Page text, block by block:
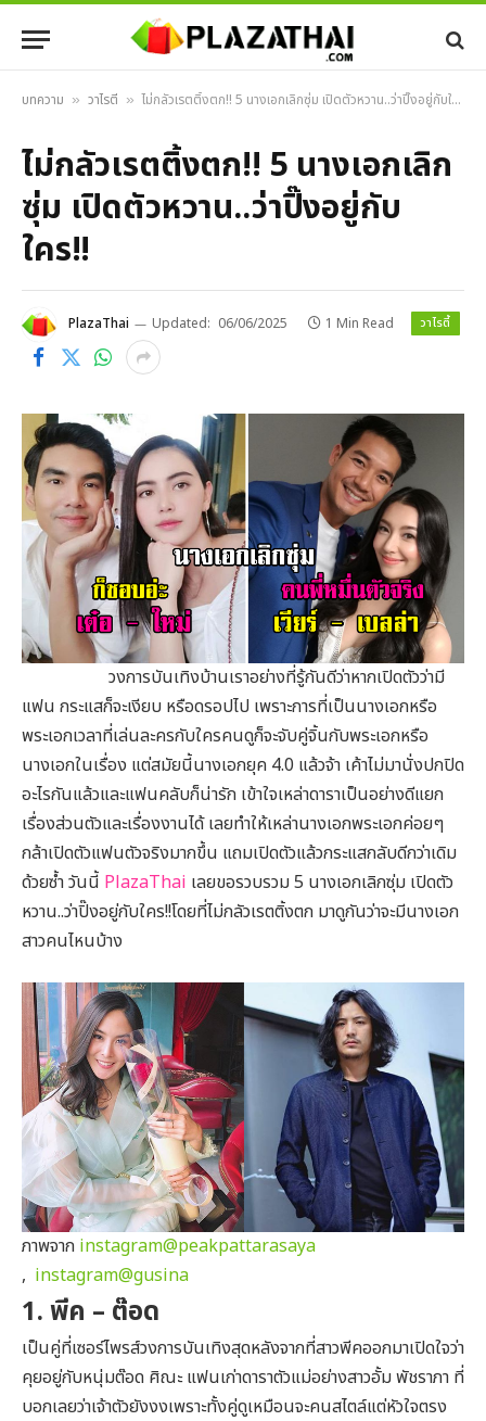
บทความ » วาไรตี้ » ไม่กลัวเรตติ้งตก!! 5 นางเอกเลิกซุ่ม เปิดตัวหวาน..ว่าปิ๊งอยู่กับใคร!!
ไม่กลัวเรตติ้งตก!! 5 นางเอกเลิก
ซุ่ม เปิดตัวหวาน..ว่าปิ๊งอยู่กับ
ใคร!!
PlazaThai Updated: 06/06/2025 1 Min Read วาไรตี้
วงการบันเทิงบ้านเราอย่างที่รู้กันดีว่าหากเปิดตัวว่ามี
แฟน กระแสก็จะเงียบ หรือดรอปไป เพราะการที่เป็นนางเอกหรือ
พระเอกเวลาที่เล่นละครกับใครคนดูก็จะจับคู่จิ้นกับพระเอกหรือ
นางเอกในเรื่อง แต่สมัยนี้นางเอกยุค 4.0 แล้วจ้า เค้าไม่มานั่งปกปิด
อะไรกันแล้วและแฟนคลับก็น่ารัก เข้าใจเหล่าดาราเป็นอย่างดีแยก
เรื่องส่วนตัวและเรื่องงานได้ เลยทำให้เหล่านางเอกพระเอกค่อยๆ
กล้าเปิดตัวแฟนตัวจริงมากขึ้น แถมเปิดตัวแล้วกระแสกลับดีกว่าเดิม
ด้วยซ้ำ วันนี้ PlazaThai เลยขอรวบรวม 5 นางเอกเลิกซุ่ม เปิดตัว
หวาน..ว่าปิ๊งอยู่กับใคร!!โดยที่ไม่กลัวเรตติ้งตก มาดูกันว่าจะมีนางเอก
สาวคนไหนบ้าง
ภาพจาก instagram@peakpattarasaya
, instagram@gusina
1. พีค – ต๊อด
เป็นคู่ที่เซอร์ไพรส์วงการบันเทิงสุดหลังจากที่สาวพีคออกมาเปิดใจว่า
คุยอยู่กับหนุ่มต๊อด ศิณะ แฟนเก่าดาราตัวแม่อย่างสาวอั้ม พัชราภา ที่
บอกเลยว่าเจ้าตัวยังงงเพราะทั้งคู่ดูเหมือนจะคนสไตล์แต่หัวใจตรง